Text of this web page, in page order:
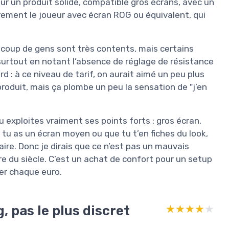
un produit solide, compatible gros écrans, avec un
le joueur avec écran ROG ou équivalent, qui
de gens sont très contents, mais certains
en notant l’absence de réglage de résistance
: à ce niveau de tarif, on aurait aimé un peu plus
mais ça plombe un peu la sensation de "j’en
vraiment ses points forts : gros écran,
as un écran moyen ou que tu t’en fiches du look,
Donc je dirais que ce n’est pas un mauvais
du siècle. C’est un achat de confort pour un setup
chaque euro.
pas le plus discret ★★★★★
★★★★★